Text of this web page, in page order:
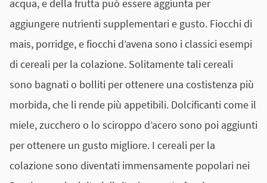
acqua, e della frutta può essere aggiunta per
aggiungere nutrienti supplementari e gusto. Fiocchi di
mais, porridge, e fiocchi d’avena sono i classici esempi
di cereali per la colazione. Solitamente tali cereali
sono bagnati o bolliti per ottenere una costistenza più
morbida, che li rende più appetibili. Dolcificanti come il
miele, zucchero o lo sciroppo d’acero sono poi aggiunti
per ottenere un gusto migliore. I cereali per la
colazione sono diventati immensamente popolari nei